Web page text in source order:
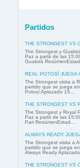
Partidos
THE STRONGEST VS
The Strongest y
Paz a partir de las
Guabirá
REAL POTOSÍ JUEGA
The Strongest visita a
partido que se juega
Potosí Aplazado 15...
THE STRONGEST VS
The Strongest y Royal
Paz a partir de las
Pari ResúmenEstad...
ALWAYS READY
The Strongest visita a
partido que se juega
Always Ready Aplazado
THE STRONGEST VS